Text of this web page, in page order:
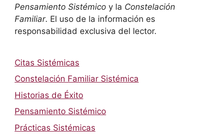
Pensamiento Sistémico y la Constelación
Familiar. El uso de la información es
responsabilidad exclusiva del lector.
Citas Sistémicas
Constelación Familiar Sistémica
Historias de Éxito
Pensamiento Sistémico
Prácticas Sistémicas